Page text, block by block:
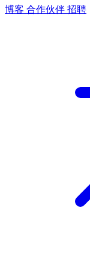
博客 合作伙伴 招聘